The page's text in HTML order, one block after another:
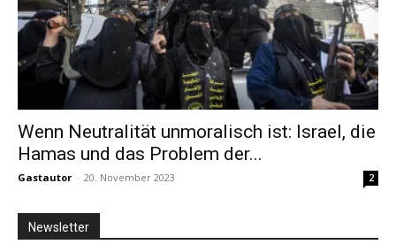
Wenn Neutralität unmoralisch ist: Israel, die
Hamas und das Problem der...
Gastautor - 20. November 2023 2
Newsletter